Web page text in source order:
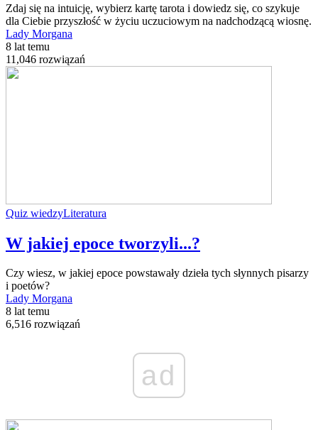
Zdaj się na intuicję, wybierz kartę tarota i dowiedz się, co szykuje
dla Ciebie przyszłość w życiu uczuciowym na nadchodzącą wiosnę.
Lady Morgana
8 lat temu
11,046 rozwiązań
Quiz wiedzyLiteratura
W jakiej epoce tworzyli...?
Czy wiesz, w jakiej epoce powstawały dzieła tych słynnych pisarzy
i poetów?
Lady Morgana
8 lat temu
6,516 rozwiązań
ad